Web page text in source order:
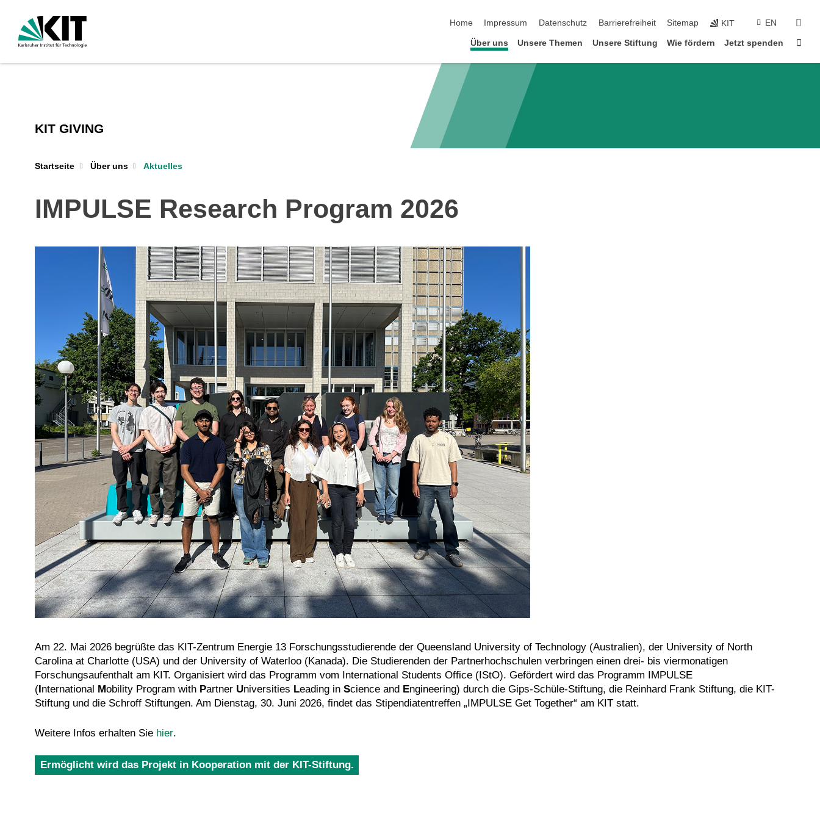
Home
Impressum Datenschutz Barrierefreiheit Sitemap KIT EN
Über uns Unsere Themen Unsere Stiftung Wie fördern Jetzt spenden
KIT GIVING
Startseite Über uns Aktuelles
IMPULSE Research Program 2026
Am 22. Mai 2026 begrüßte das KIT-Zentrum Energie 13 Forschungsstudierende der Queensland University of Technology (Australien), der University of North
Carolina at Charlotte (USA) und der University of Waterloo (Kanada). Die Studierenden der Partnerhochschulen verbringen einen drei- bis viermonatigen
Forschungsaufenthalt am KIT. Organisiert wird das Programm vom International Students Office (IStO). Gefördert wird das Programm IMPULSE
(International Mobility Program with Partner Universities Leading in Science and Engineering) durch die Gips-Schüle-Stiftung, die Reinhard Frank Stiftung, die KIT-
Stiftung und die Schroff Stiftungen. Am Dienstag, 30. Juni 2026, findet das Stipendiatentreffen „IMPULSE Get Together“ am KIT statt.
Weitere Infos erhalten Sie hier.
Ermöglicht wird das Projekt in Kooperation mit der KIT-Stiftung.